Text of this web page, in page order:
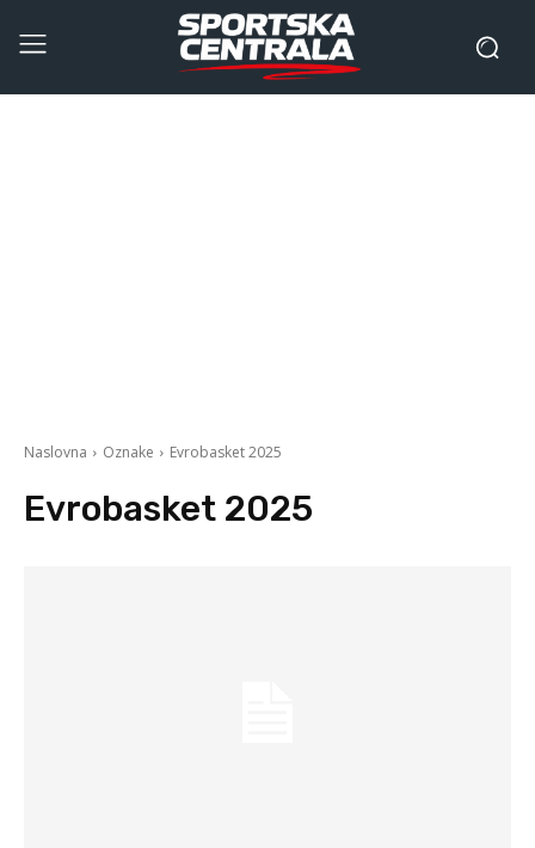
Naslovna Oznake Evrobasket 2025
Evrobasket 2025